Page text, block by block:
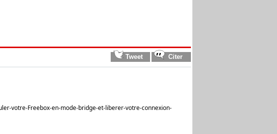
votre-Freebox-en-mode-bridge-et-liberer-votre-connexion-